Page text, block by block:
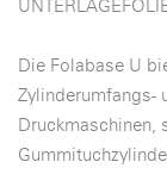
Die Folabase U
Zylinderumfangs-
Druckmaschinen,